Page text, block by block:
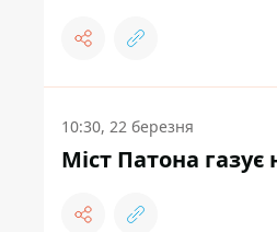
10:30, 22 березня
Міст Патона